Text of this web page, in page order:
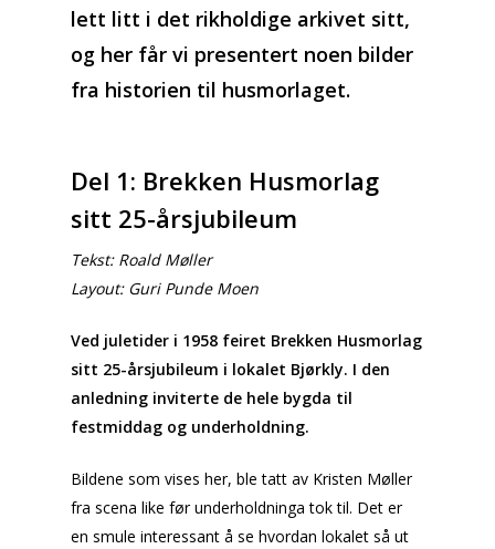
lett litt i det rikholdige arkivet sitt,
og her får vi presentert noen bilder
fra historien til husmorlaget.
Del 1: Brekken Husmorlag
sitt 25-årsjubileum
Tekst: Roald Møller
Layout: Guri Punde Moen
Ved juletider i 1958 feiret Brekken Husmorlag
sitt 25-årsjubileum i lokalet Bjørkly. I den
anledning inviterte de hele bygda til
festmiddag og underholdning.
Bildene som vises her, ble tatt av Kristen Møller
fra scena like før underholdninga tok til. Det er
en smule interessant å se hvordan lokalet så ut